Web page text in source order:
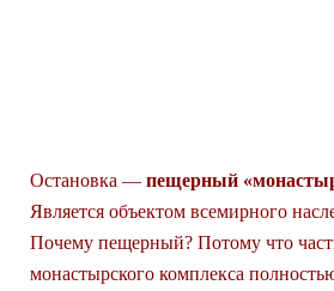
Остановка — пещерный
Является объектом всемирного
Почему пещерный? Потому что
монастырского комплекса